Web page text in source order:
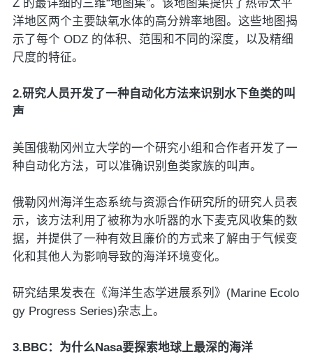
Z 的最详细的三维“地图集”。该地图集提供了热带太平
洋地区两个主要缺氧水体的高分辨率地图。这些地图揭
示了每个 ODZ 的体积、范围和不同的深度，以及精细
尺度的特征。
2.研究人员开发了一种自动化方法来识别水下鱼类的叫
声
美国俄勒冈州立大学的一个研究小组和合作者开发了一
种自动化方法，可以准确识别鱼类家族的叫声。
俄勒冈州海洋生态系统与资源合作研究所的研究人员表
示，该方法利用了被称为水听器的水下麦克风收集的数
据，并提供了一种有效且廉价的方式来了解由于气候变
化和其他人为影响导致的海洋环境变化。
研究结果发表在《海洋生态学进展系列》(Marine Ecolo
gy Progress Series)杂志上。
3.BBC：为什么Nasa要探索地球上最深的海洋